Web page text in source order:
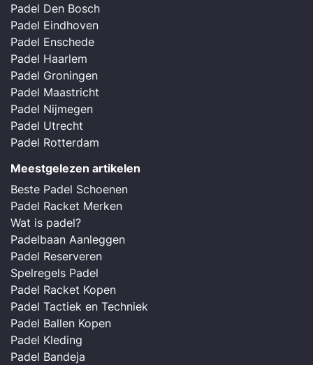
Padel Den Bosch
Padel Eindhoven
Padel Enschede
Padel Haarlem
Padel Groningen
Padel Maastricht
Padel Nijmegen
Padel Utrecht
Padel Rotterdam
Meestgelezen artikelen
Beste Padel Schoenen
Padel Racket Merken
Wat is padel?
Padelbaan Aanleggen
Padel Reserveren
Spelregels Padel
Padel Racket Kopen
Padel Tactiek en Techniek
Padel Ballen Kopen
Padel Kleding
Padel Bandeja